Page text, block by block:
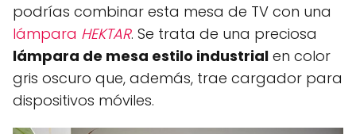
podrías combinar esta mesa de TV con una
lámpara HEKTAR. Se trata de una preciosa
lámpara de mesa estilo industrial en color
gris oscuro que, además, trae cargador para
dispositivos móviles.